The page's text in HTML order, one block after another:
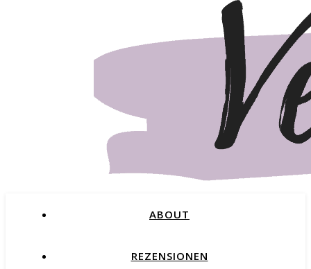
ABOUT
REZENSIONEN